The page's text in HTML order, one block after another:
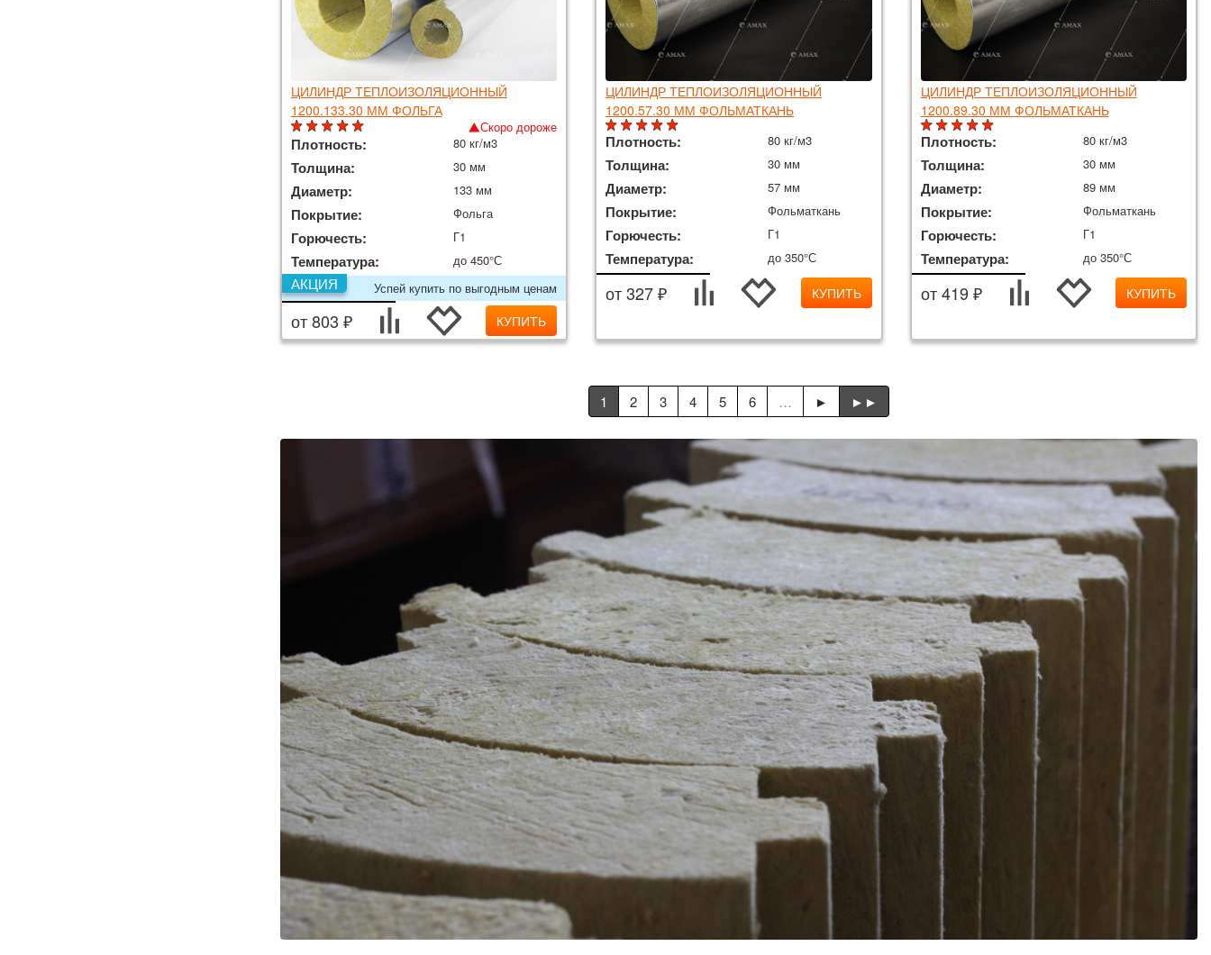
ЦИЛИНДР ТЕПЛОИЗОЛЯЦИОННЫЙ
1200.133.30 ММ ФОЛЬГА
Скоро дороже
Плотность: 80 кг/м3
Толщина: 30 мм
Диаметр: 133 мм
Покрытие: Фольга
Горючесть: Г1
Температура:
до 450°С
Успей купить по выгодным ценам
АКЦИЯ
от 803 ₽ КУПИТЬ
ЦИЛИНДР ТЕПЛОИЗОЛЯЦИОННЫЙ
1200.57.30 ММ ФОЛЬМАТКАНЬ
Плотность: 80 кг/м3
Толщина: 30 мм
Диаметр: 57 мм
Покрытие: Фольматкань
Горючесть: Г1
Температура: до 350°С
от 327 ₽ КУПИТЬ
ЦИЛИНДР ТЕПЛОИЗОЛЯЦИОННЫЙ
1200.89.30 ММ ФОЛЬМАТКАНЬ
Плотность: 80 кг/м3
Толщина: 30 мм
Диаметр: 89 мм
Покрытие: Фольматкань
Горючесть: Г1
Температура: до 350°С
от 419 ₽ КУПИТЬ
1 2 3 4 5 6 … ► ►►